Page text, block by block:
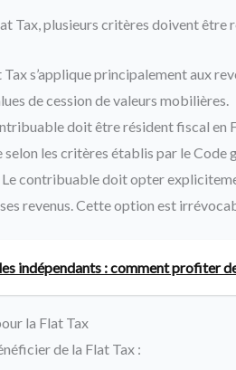
Tax, plusieurs critères doivent être
s’applique principalement aux
de cession de valeurs mobilières.
doit être résident fiscal en
les critères établis par le Code
contribuable doit opter
revenus. Cette option est
indépendants : comment profiter
la Flat Tax
de la Flat Tax :